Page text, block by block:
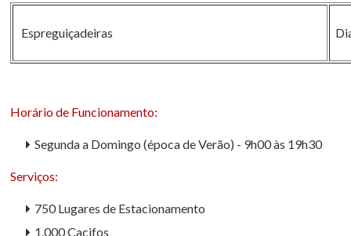
Espreguiçadeiras
Horário de Funcionamento:
Segunda a Domingo (época de Verão) - 9h00 às 19h30
Serviços:
750 Lugares de Estacionamento
1.000 Cacifos